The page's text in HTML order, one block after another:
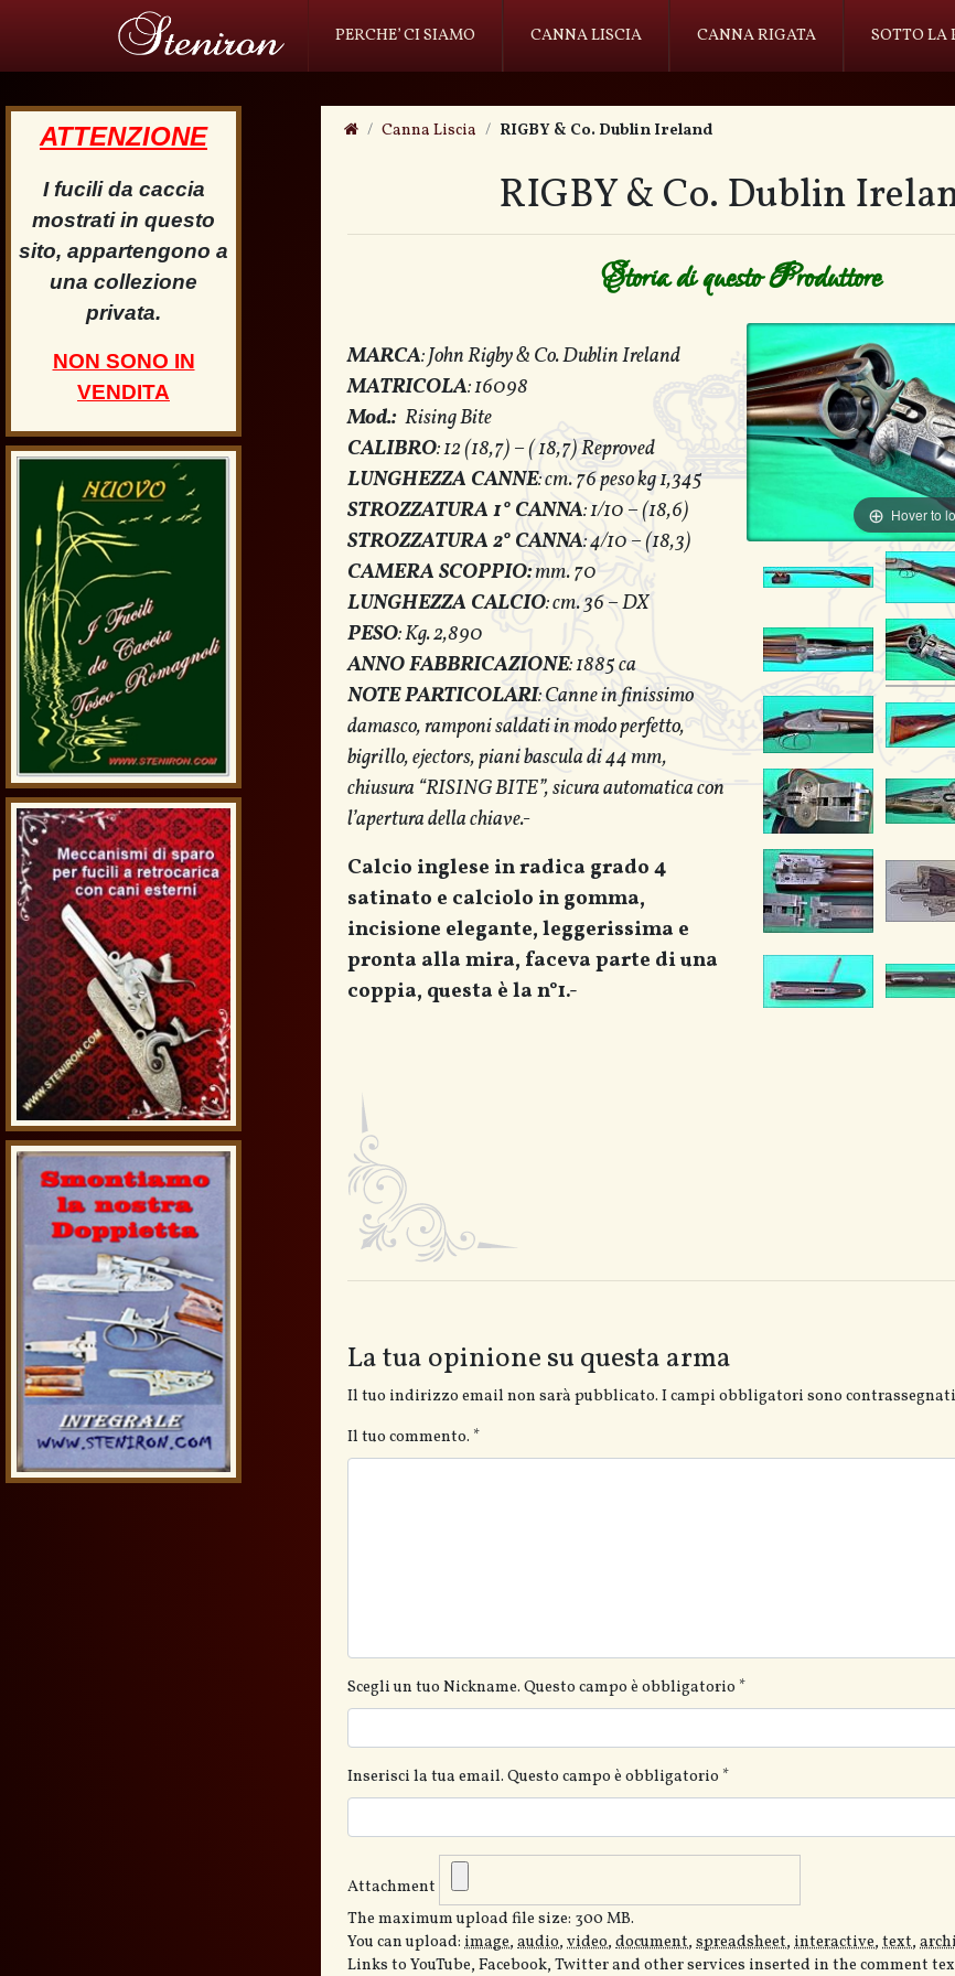
PERCHE’ CI SIAMO CANNA LISCIA CANNA RIGATA SOTTO LA
ATTENZIONE
I fucili da caccia
mostrati in questo
sito, appartengono a
una collezione
privata.
NON SONO IN
VENDITA
Canna Liscia RIGBY & Co. Dublin Ireland
RIGBY & Co. Dublin
Storia di questo Produttore
MARCA: John Rigby & Co. Dublin Ireland
MATRICOLA: 16098
Mod.:Rising Bite
CALIBRO: 12 (18,7) – ( 18,7) Reproved
LUNGHEZZA CANNE: cm. 76 peso kg 1,345
STROZZATURA 1° CANNA: 1/10 – (18,6)
STROZZATURA 2° CANNA: 4/10 – (18,3)
CAMERA SCOPPIO:mm. 70
LUNGHEZZA CALCIO: cm. 36 – DX
PESO: Kg. 2,890
ANNO FABBRICAZIONE: 1885 ca
NOTE PARTICOLARI: Canne in finissimo
damasco, ramponi saldati in modo perfetto,
bigrillo, ejectors, piani bascula di 44 mm,
chiusura “RISING BITE”, sicura automatica con
l’apertura della chiave.-
Calcio inglese in radica grado 4
satinato e calciolo in gomma,
incisione elegante, leggerissima e
pronta alla mira, faceva parte di una
coppia, questa è la n°1.-
Hover to
La tua opinione su questa arma
Il tuo indirizzo email non sarà pubblicato. I campi obbligatori sono contrassegnati
Il tuo commento. *
Scegli un tuo Nickname. Questo campo è obbligatorio *
Inserisci la tua email. Questo campo è obbligatorio *
Attachment
The maximum upload file size: 300 MB.
You can upload:image,audio,video,document,spreadsheet,interactive,text,
Links to YouTube, Facebook, Twitter and other services inserted in the comment